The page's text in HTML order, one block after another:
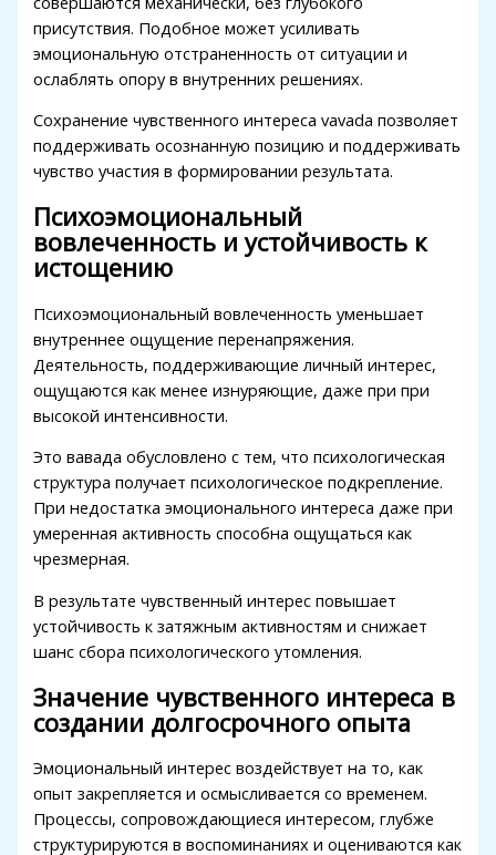
присутствия. Подобное может усиливать
эмоциональную отстраненность от ситуации и
ослаблять опору в внутренних решениях.
Сохранение чувственного интереса vavada позволяет
поддерживать осознанную позицию и поддерживать
чувство участия в формировании результата.
Психоэмоциональный
вовлеченность и устойчивость к
истощению
Психоэмоциональный вовлеченность уменьшает
внутреннее ощущение перенапряжения.
Деятельность, поддерживающие личный интерес,
ощущаются как менее изнуряющие, даже при при
высокой интенсивности.
Это вавада обусловлено с тем, что психологическая
структура получает психологическое подкрепление.
При недостатка эмоционального интереса даже при
умеренная активность способна ощущаться как
чрезмерная.
В результате чувственный интерес повышает
устойчивость к затяжным активностям и снижает
шанс сбора психологического утомления.
Значение чувственного интереса в
создании долгосрочного опыта
Эмоциональный интерес воздействует на то, как
опыт закрепляется и осмысливается со временем.
Процессы, сопровождающиеся интересом, глубже
структурируются в воспоминаниях и оцениваются как